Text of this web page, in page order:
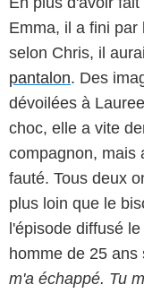
Emma, il a fini par
selon Chris, il
pantalon. Des
dévoilées à
choc, elle a vite
compagnon, mais
fauté. Tous deux
plus loin que le
l'épisode diffusé
homme de 25 ans
m'a échappé. Tu